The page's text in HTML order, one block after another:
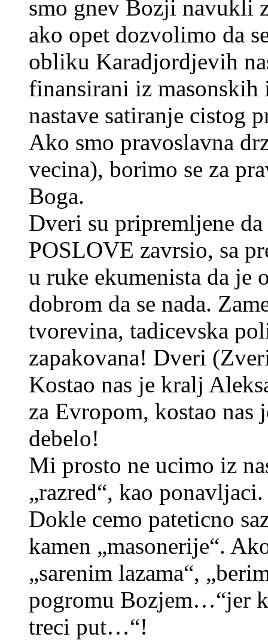
smo gnev Bozji navukli
ako opet dozvolimo da
obliku Karadjordjevih
finansirani iz
nastave satiranje cistog
Ako smo pravoslavna
vecina), borimo se za
Boga.
Dveri su pripremljene
POSLOVE zavrsio, sa
u ruke ekumenista da je
dobrom da se nada.
tvorevina, tadicevska
zapakovana! Dveri
Kostao nas je kralj
za Evropom, kostao nas
debelo!
Mi prosto ne ucimo iz
„razred“, kao ponavljaci.
Dokle cemo pateticno
kamen „masonerije“.
„sarenim lazama“,
pogromu Bozjem…“jer
treci put…“!